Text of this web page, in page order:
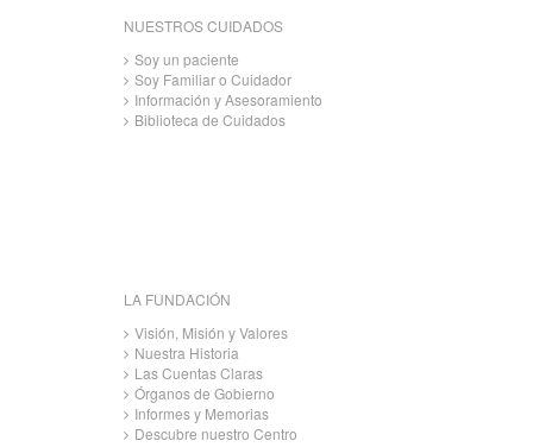
NUESTROS CUIDADOS
Soy un paciente
Soy Familiar o Cuidador
Información y Asesoramiento
Biblioteca de Cuidados
LA FUNDACIÓN
Visión, Misión y Valores
Nuestra Historia
Las Cuentas Claras
Órganos de Gobierno
Informes y Memorias
Descubre nuestro Centro